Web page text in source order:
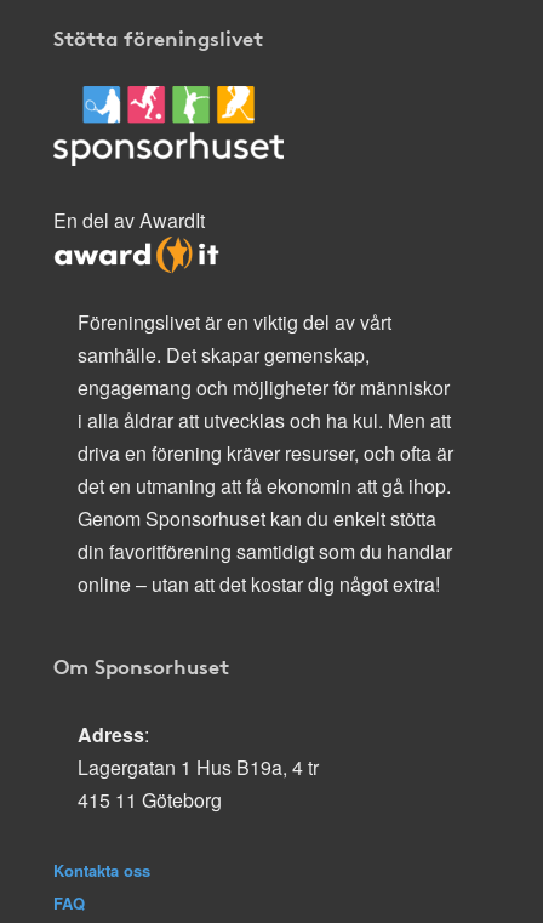
Stötta föreningslivet
En del av AwardIt
Föreningslivet är en viktig del av vårt
samhälle. Det skapar gemenskap,
engagemang och möjligheter för människor
i alla åldrar att utvecklas och ha kul. Men att
driva en förening kräver resurser, och ofta är
det en utmaning att få ekonomin att gå ihop.
Genom Sponsorhuset kan du enkelt stötta
din favoritförening samtidigt som du handlar
online – utan att det kostar dig något extra!
Om Sponsorhuset
Adress:
Lagergatan 1 Hus B19a, 4 tr
415 11 Göteborg
Kontakta oss
FAQ